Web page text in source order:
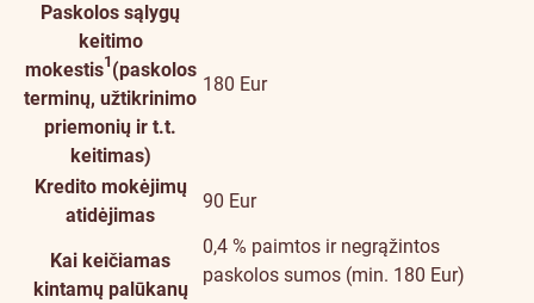
Paskolos sąlygų
keitimo
mokestis1 (paskolos
terminų, užtikrinimo
priemonių ir t.t.
keitimas)
180 Eur
Kredito mokėjimų
atidėjimas
90 Eur
Kai keičiamas
kintamų palūkanų
0,4 % paimtos ir negrąžintos
paskolos sumos (min. 180 Eur)